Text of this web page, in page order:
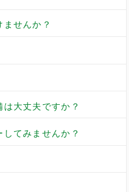
せんか？
大丈夫ですか？
てみませんか？